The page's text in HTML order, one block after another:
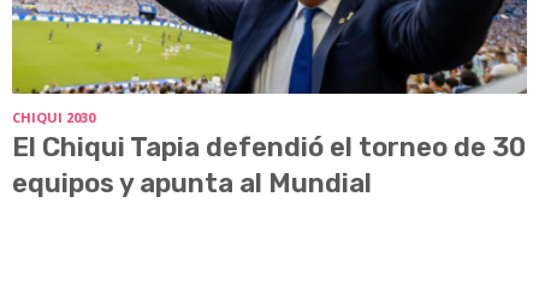
CHIQUI 2030
El Chiqui Tapia defendió el torneo de 30
equipos y apunta al Mundial